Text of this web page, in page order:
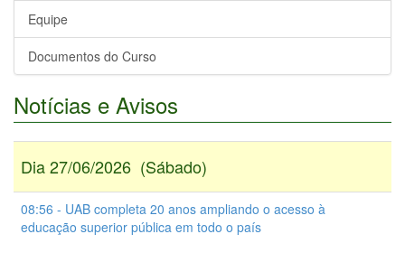
Equipe
Documentos do Curso
Notícias e Avisos
Dia 27/06/2026 (Sábado)
08:56 - UAB completa 20 anos ampliando o acesso à
educação superior pública em todo o país